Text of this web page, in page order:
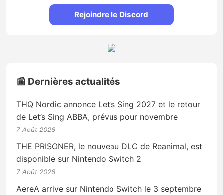
Rejoindre le Discord
📰 Dernières actualités
THQ Nordic annonce Let’s Sing 2027 et le retour
de Let’s Sing ABBA, prévus pour novembre
7 Août 2026
THE PRISONER, le nouveau DLC de Reanimal, est
disponible sur Nintendo Switch 2
7 Août 2026
AereA arrive sur Nintendo Switch le 3 septembre